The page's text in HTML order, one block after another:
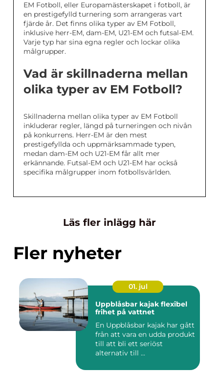
EM Fotboll, eller Europamästerskapet i fotboll, är
en prestigefylld turnering som arrangeras vart
fjärde år. Det finns olika typer av EM Fotboll,
inklusive herr-EM, dam-EM, U21-EM och futsal-EM.
Varje typ har sina egna regler och lockar olika
målgrupper.
Vad är skillnaderna mellan
olika typer av EM Fotboll?
Skillnaderna mellan olika typer av EM Fotboll
inkluderar regler, längd på turneringen och nivån
på konkurrens. Herr-EM är den mest
prestigefyllda och uppmärksammade typen,
medan dam-EM och U21-EM får allt mer
erkännande. Futsal-EM och U21-EM har också
specifika målgrupper inom fotbollsvärlden.
Läs fler inlägg här
Fler nyheter
01. jul
Uppblåsbar kajak flexibel
frihet på vattnet
En Uppblåsbar kajak har gått
från att vara en udda produkt
till att bli ett seriöst
alternativ till ...